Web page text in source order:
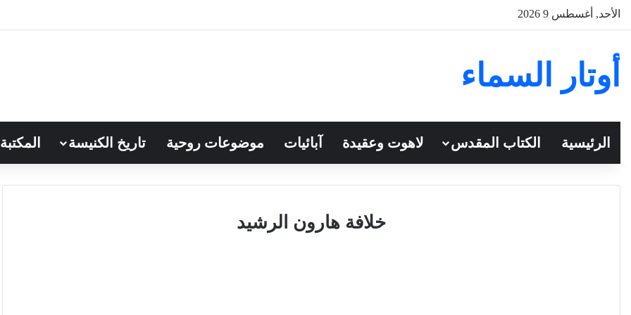
الأحد, أغسطس 9 2026
أوتار السماء
الرئيسية الكتاب المقدس لاهوت وعقيدة آبائيات موضوعات روحية تاريخ الكنيسة المكتبة
خلافة هارون الرشيد